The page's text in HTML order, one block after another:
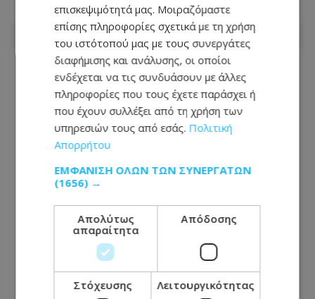
09.08.2026 - 10:17
«Ασέβεια ακόμη και στους νεκρούς
ήρωες» – Σάλος με την εμφάνιση του
Φειδία στην εκδήλωση Ισαάκ–
επισκεψιμότητά μας. Μοιραζόμαστε
επίσης πληροφορίες σχετικά με τη χρήση
του ιστότοπού μας με τους συνεργάτες
διαφήμισης και ανάλυσης, οι οποίοι
ενδέχεται να τις συνδυάσουν με άλλες
πληροφορίες που τους έχετε παράσχει ή
που έχουν συλλέξει από τη χρήση των
υπηρεσιών τους από εσάς. Πολιτική
Απορρήτου
ΕΜΦΆΝΙΣΗ ΌΛΩΝ ΤΩΝ ΣΥΝΕΡΓΑΤΏΝ
(1656) →
Απολύτως
απαραίτητα
Απόδοσης
Στόχευσης Λειτουργικότητας